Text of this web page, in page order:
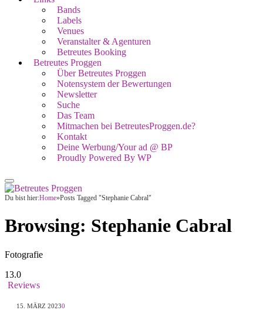
Bands
Labels
Venues
Veranstalter & Agenturen
Betreutes Booking
Betreutes Proggen
Über Betreutes Proggen
Notensystem der Bewertungen
Newsletter
Suche
Das Team
Mitmachen bei BetreutesProggen.de?
Kontakt
Deine Werbung/Your ad @ BP
Proudly Powered By WP
Du bist hier:Home»Posts Tagged "Stephanie Cabral"
Browsing: Stephanie Cabral
Fotografie
13.0
Reviews
15. MÄRZ 20230